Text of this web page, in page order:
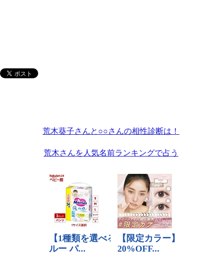
荒木葵子さんと○○さんの相性診断は！
荒木さんを人気名前ランキングで占う